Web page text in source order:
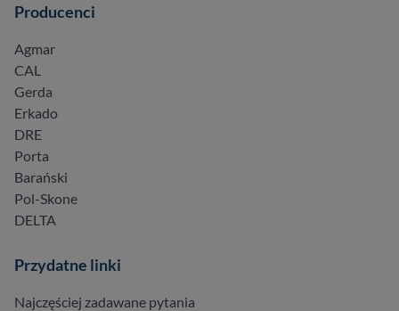
Producenci
Agmar
CAL
Gerda
Erkado
DRE
Porta
Barański
Pol-Skone
DELTA
Przydatne linki
Najczęściej zadawane pytania